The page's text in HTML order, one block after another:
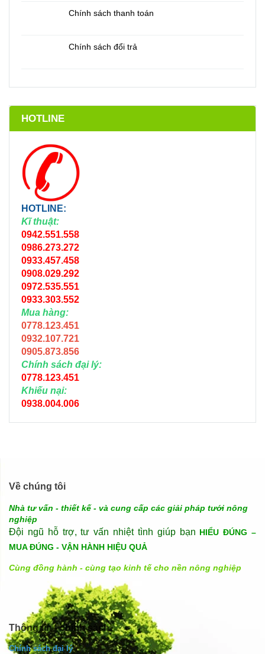
Chính sách thanh toán
Chính sách đổi trả
HOTLINE
HOTLINE:
Kĩ thuật:
0942.551.558
0986.273.272
0933.457.458
0908.029.292
0972.535.551
0933.303.552
Mua hàng:
0778.123.451
0932.107.721
0905.873.856
Chính sách đại lý:
0778.123.451
Khiếu nại:
0938.004.006
Về chúng tôi
Nhà tư vấn - thiết kế - và cung cấp các giải pháp tưới nông
nghiệp
Đội ngũ hỗ trợ, tư vấn nhiệt tình giúp bạn HIỂU ĐÚNG –
MUA ĐÚNG - VẬN HÀNH HIỆU QUẢ
Cùng đồng hành - cùng tạo kinh tế cho nền nông nghiệp
Thông tin - chính sách
Chính sách đại lý